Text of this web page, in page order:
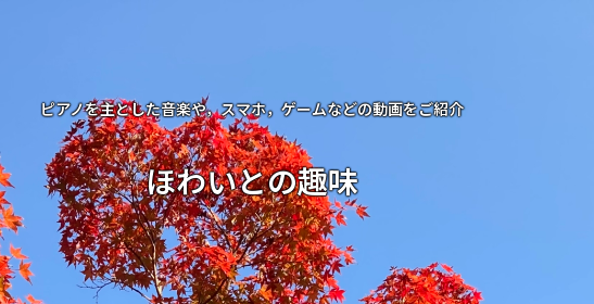
ピアノを主とした音楽や，スマホ，ゲームなどの動画をご紹介
ほわいとの趣味